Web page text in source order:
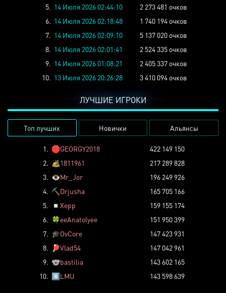
5. 14 Июля 2026 02:44:10
2 273 481 очков
6. 14 Июля 2026 02:18:48
1 740 194 очков
7. 14 Июля 2026 02:09:10
5 137 020 очков
8. 14 Июля 2026 02:01:41
2 524 335 очков
9. 14 Июля 2026 01:08:21
2 405 337 очков
10. 13 Июля 2026 20:26:28 3 410 094 очков
ЛУЧШИЕ ИГРОКИ
Топ лучших Новички Альянсы
1. 🛑GEORGY2018
422 149 150
2. 🏕️1811961
217 289 828
3. 👁️Mr_Jor
196 249 926
4. ⛏️ Drjusha
165 705 166
5.
◽ Xepp
159 155 174
6. 🍀eeAnatolyee
151 950 399
7. 🎓OvCore
147 423 931
8.
🏓Vlad54
147 042 961
9. 🐨bastilia
143 602 165
10. 8️⃣LMU 143 598 639